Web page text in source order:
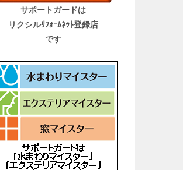
サポートガードは
リクシルﾘﾌｫｰﾑﾈｯﾄ登録店
です